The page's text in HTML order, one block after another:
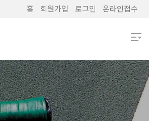
홈 회원가입 로그인 온라인접수